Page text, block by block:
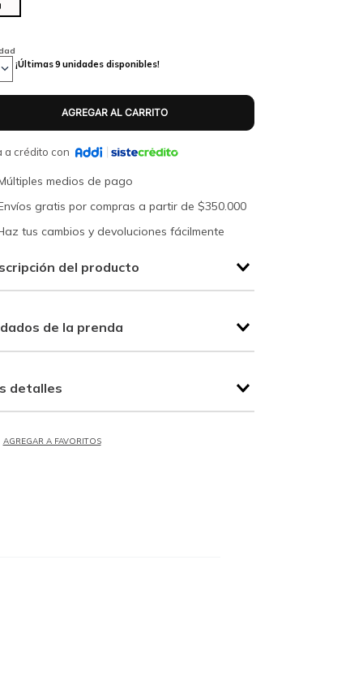
¡Últimas9 unidades disponibles!
a crédito con
medios de pago
gratis por compras a partir de $350.000
tus cambios y devoluciones fácilmente
del producto
de la prenda
detalles